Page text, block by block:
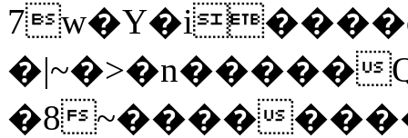
�|~�>�n�����
�8~����